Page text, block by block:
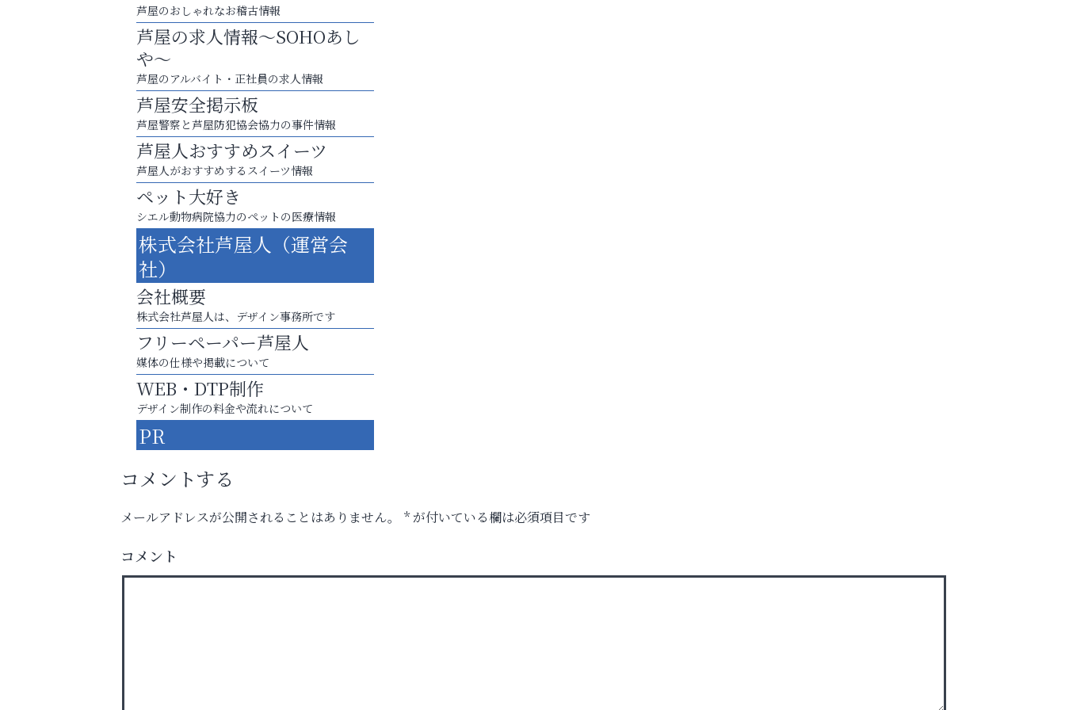
８周年コースが半額以下の8,000円！
神戸牛ステーキに舌鼓♪
杉塾 芦屋校
芦屋インターナショナルスク
芦屋のおしゃれなお稽古情報
芦屋の求人情報～SOHOあし
や～
芦屋のアルバイト・正社員の求人情報
芦屋安全掲示板
芦屋警察と芦屋防犯協会協力の事件情報
芦屋人おすすめスイーツ
芦屋人がおすすめするスイーツ情報
ペット大好き
シエル動物病院協力のペットの医療情報
株式会社芦屋人（運営会
社）
会社概要
株式会社芦屋人は、デザイン事務所です
フリーペーパー芦屋人
媒体の仕様や掲載について
WEB・DTP制作
デザイン制作の料金や流れについて
PR
コメントする
メールアドレスが公開されることはありません。 *が付いている欄は必須項目です
コメント